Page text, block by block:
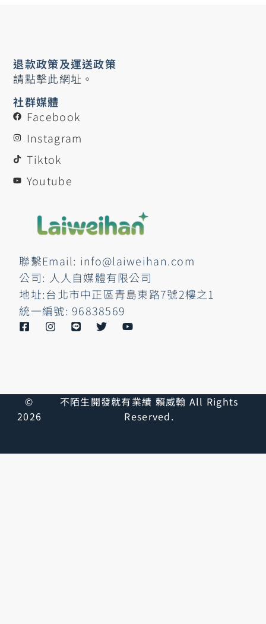
聯繫Email: info@laiweihan.com
公司: 人人自媒體有限公司
地址:台北市中正區青島東路7號2樓之1
統一編號: 96838569
社群媒體
Facebook
Instagram
Tiktok
Youtube
退款政策及運送政策
請點擊此網址。
©
2026
不陌生開發就有業績 賴威翰 All Rights
Reserved.